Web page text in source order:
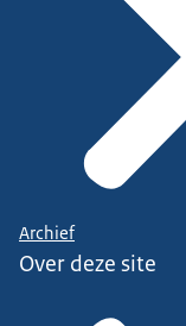
Archief
Over deze site